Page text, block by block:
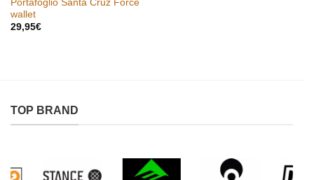
Portafoglio Santa Cruz Force
wallet
29,95€
TOP BRAND